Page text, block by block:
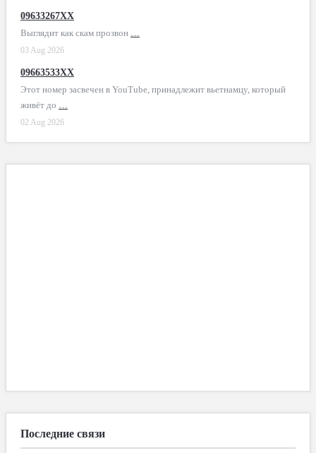
09633267XX
Выглядит как скам прозвон …
03 Aug 2026
09663533XX
Этот номер засвечен в YouTube, принадлежит вьетнамцу, который
живёт до …
02 Aug 2026
Последние связи